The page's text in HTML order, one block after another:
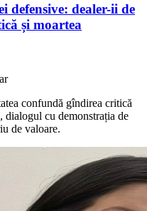
dealer-ii de
și moartea
confundă gîndirea critică
dialogul cu demonstrația de
de valoare.